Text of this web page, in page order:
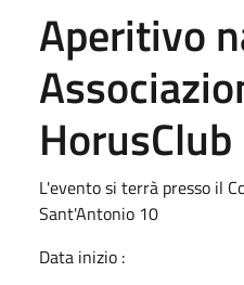
Aperitivo
HorusClub
L'evento si terrà presso il
Sant'Antonio 10
Data inizio :